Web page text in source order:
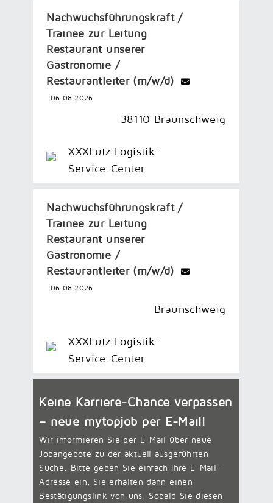
Nachwuchsführungskraft /
Trainee zur Leitung
Restaurant unserer
Gastronomie /
Restaurantleiter (m/w/d)
06.08.2026
38110 Braunschweig
XXXLutz Logistik-
Service-Center
Nachwuchsführungskraft /
Trainee zur Leitung
Restaurant unserer
Gastronomie /
Restaurantleiter (m/w/d)
06.08.2026
Braunschweig
XXXLutz Logistik-
Service-Center
Keine Karriere-Chance verpassen
– neue mytopjob per E-Mail!
Wir informieren Sie per E-Mail über neue
Jobangebote zu der aktuell ausgeführten
Suche. Bitte geben Sie einfach Ihre E-Mail-
Adresse ein, Sie erhalten dann einen
Bestätigungslink von uns. Sobald Sie diesen